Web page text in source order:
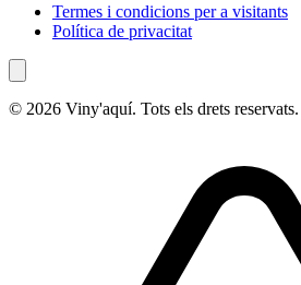
Termes i condicions per a visitants
Política de privacitat
© 2026 Viny'aquí. Tots els drets reservats.